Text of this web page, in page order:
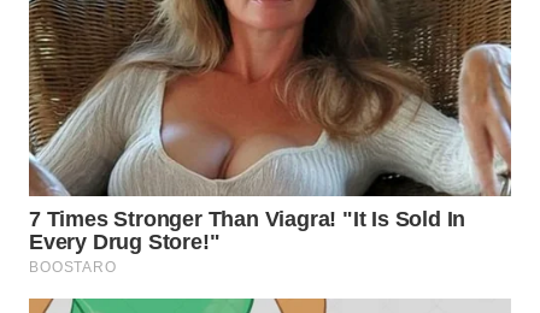
PAKPAK
WN
KARAWANG
WN
BEKASI
WN
BOGOR